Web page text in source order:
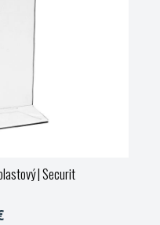
| Securit